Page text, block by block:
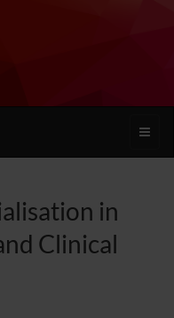
Toggle
in
Clinical